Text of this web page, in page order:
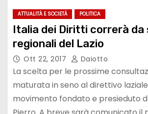
ATTUALITÀ E SOCIETÀ POLITICA
Italia dei Diritti correrà da
regionali del Lazio
Ott 22, 2017 Daiotto
La scelta per le prossime
maturata in seno al direttivo
movimento fondato e presieduto